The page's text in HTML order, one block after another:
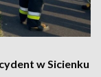
w Sicienku